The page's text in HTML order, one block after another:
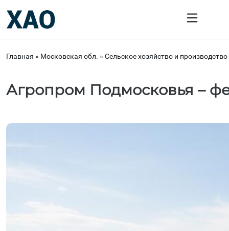
Главная » Московская обл. » Сельское хозяйство и производство
Агропром Подмосковья –